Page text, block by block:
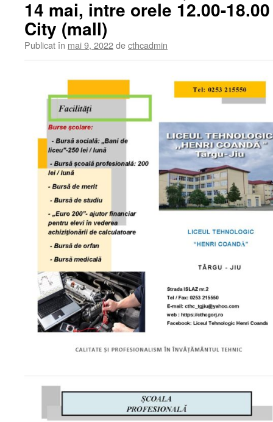
14 mai, intre orele 12.00-
City (mall)
Publicat în mai 9, 2022decthcadmin